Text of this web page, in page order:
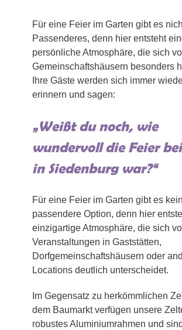
Für eine Feier im Garten gibt es
Passenderes, denn hier entsteht
persönliche Atmosphäre, die sich
Gemeinschaftshäusern besonders
Ihre Gäste werden sich immer
erinnern und sagen:
„Weißt du noch, wie
wundervoll die Feier
in Siedenburg war?“
Für eine Feier im Garten gibt es
passendere Option, denn hier
einzigartige Atmosphäre, die sich
Veranstaltungen in Gaststätten,
Dorfgemeinschaftshäusern oder
Locations deutlich unterscheidet.
Im Gegensatz zu herkömmlichen
dem Baumarkt verfügen unsere
robustes Aluminiumrahmen und